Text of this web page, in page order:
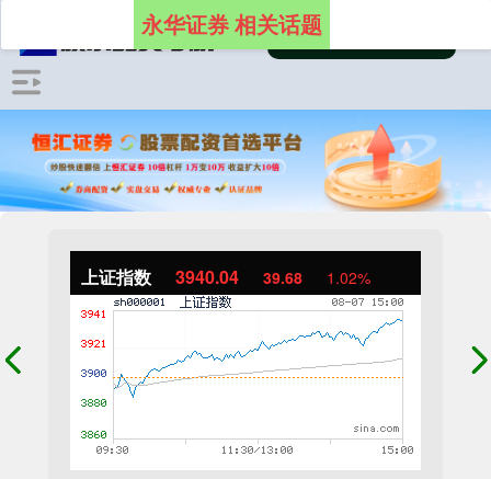
上证指数 3940.04 39.68 1.02%
永华证券 相关话题